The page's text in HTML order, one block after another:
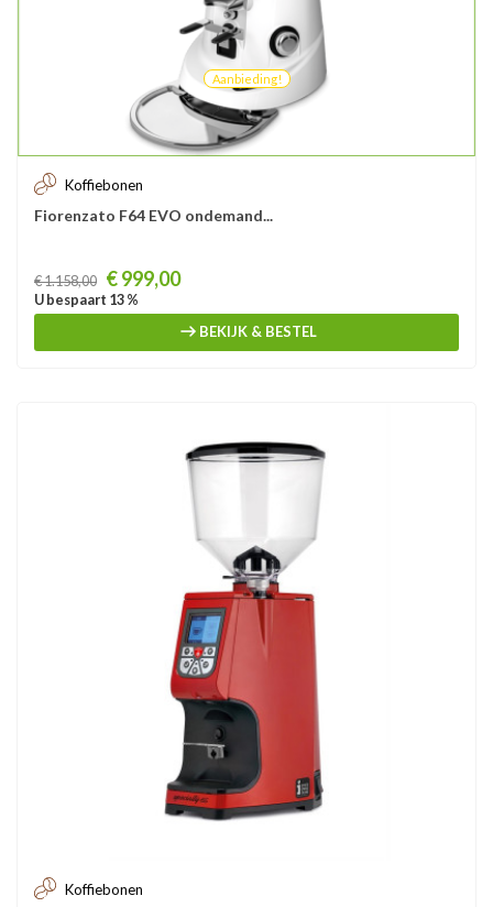
Aanbieding!
Koffiebonen
Fiorenzato F64 EVO ondemand...
Prijs
€ 1.158,00 € 999,00
U bespaart 13 %
BEKIJK & BESTEL
Koffiebonen